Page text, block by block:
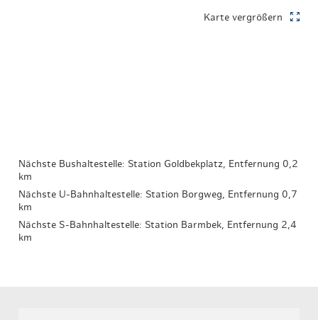
Karte vergrößern
Nächste Bushaltestelle: Station Goldbekplatz, Entfernung 0,2
km
Nächste U-Bahnhaltestelle: Station Borgweg, Entfernung 0,7
km
Nächste S-Bahnhaltestelle: Station Barmbek, Entfernung 2,4
km